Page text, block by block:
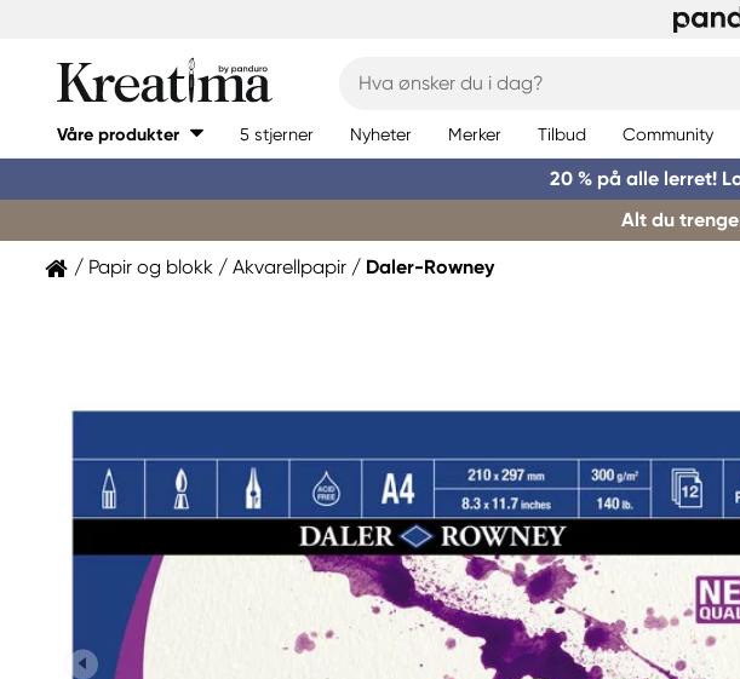
Våre produkter 5 stjerner Nyheter Merker Tilbud Community
20 % på alle lerret!
Alt du
Papir og blokk Akvarellpapir Daler-Rowney